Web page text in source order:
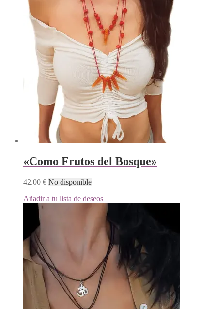
«Como Frutos del Bosque»
42,00 € No disponible
Añadir a tu lista de deseos